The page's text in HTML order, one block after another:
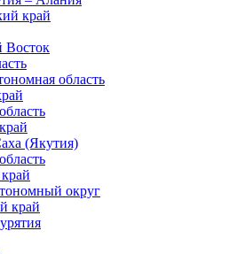
край
Восток
область
(Якутия)
округ
край